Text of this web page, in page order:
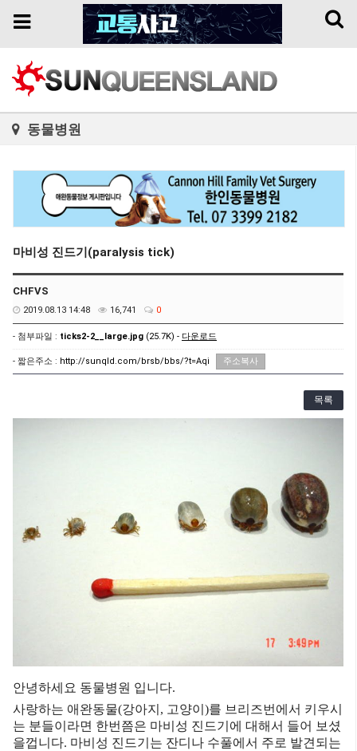
Toggle
Toggle
동물병원
마비성 진드기(paralysis tick)
CHFVS
2019.08.13 14:48 16,741 0
- 첨부파일 : ticks2-2__large.jpg (25.7K) - 다운로드
- 짧은주소 : http://sunqld.com/brsb/bbs/?t=Aqi 주소복사
목록
안녕하세요 동물병원 입니다.
사랑하는 애완동물(강아지 , 고양이 )를 브리즈번에서 키우시
는 분들이라면 한번쯤은 마비성 진드기에 대해서 들어 보셨
을껍니다. 마비성 진드기는 잔디나 수풀에서 주로 발견되는